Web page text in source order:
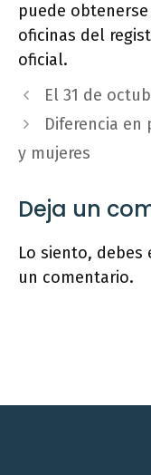
puede
oficinas del
oficial.
El 31 de
Diferencia
y mujeres
Deja un
Lo siento, debes
un comentario.